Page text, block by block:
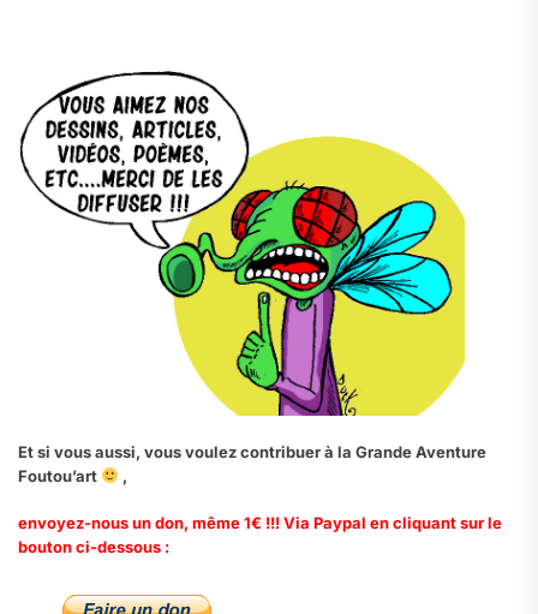
Et si vous aussi, vous voulez contribuer à la Grande Aventure
Foutou’art
,
envoyez-nous un don, même 1€ !!! Via Paypal en cliquant sur le
bouton ci-dessous :